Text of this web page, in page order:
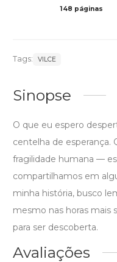
148 páginas
Tags: VILCE
Sinopse
O que eu espero
centelha de esperança.
fragilidade humana —
compartilhamos em
minha história, busco
mesmo nas horas mais
para ser descoberta.
Avaliações